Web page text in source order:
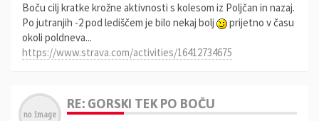
Boču cilj kratke krožne aktivnosti s kolesom iz Poljčan in nazaj.
Po jutranjih -2 pod lediščem je bilo nekaj bolj
prijetno v času
okoli poldneva...
https://www.strava.com/activities/16412734675
RE: GORSKI TEK PO BOČU